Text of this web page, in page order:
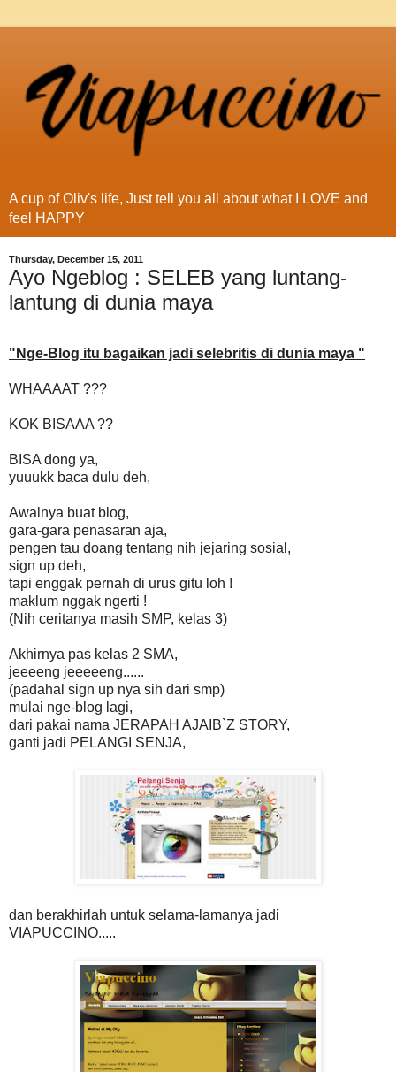
A cup of Oliv's life, Just tell you all about what I LOVE and
feel HAPPY
Thursday, December 15, 2011
Ayo Ngeblog : SELEB yang luntang-
lantung di dunia maya
"Nge-Blog itu bagaikan jadi selebritis di dunia maya "
WHAAAAT ???
KOK BISAAA ??
BISA dong ya,
yuuukk baca dulu deh,
Awalnya buat blog,
gara-gara penasaran aja,
pengen tau doang tentang nih jejaring sosial,
sign up deh,
tapi enggak pernah di urus gitu loh !
maklum nggak ngerti !
(Nih ceritanya masih SMP, kelas 3)
Akhirnya pas kelas 2 SMA,
jeeeeng jeeeeeng......
(padahal sign up nya sih dari smp)
mulai nge-blog lagi,
dari pakai nama JERAPAH AJAIB`Z STORY,
ganti jadi PELANGI SENJA,
dan berakhirlah untuk selama-lamanya jadi
VIAPUCCINO.....